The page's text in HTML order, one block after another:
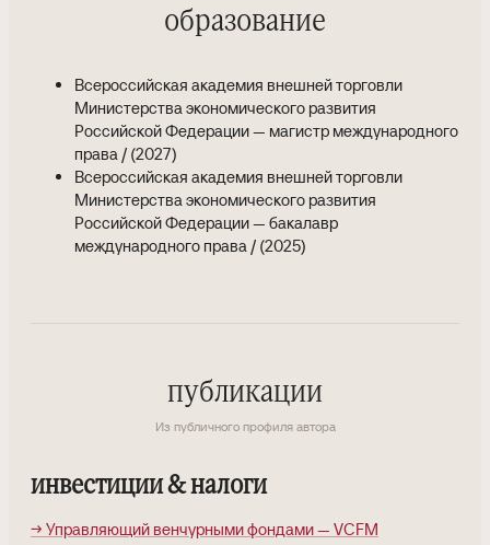
образование
Всероссийская академия внешней торговли
Министерства экономического развития
Российской Федерации — магистр международного
права / (2027)
Всероссийская академия внешней торговли
Министерства экономического развития
Российской Федерации — бакалавр
международного права / (2025)
публикации
Из публичного профиля автора
инвестиции & налоги
→ Управляющий венчурными фондами — VCFM